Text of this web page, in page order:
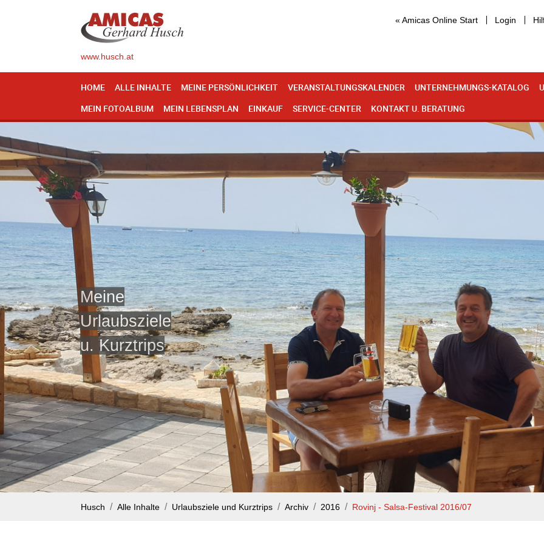
« Amicas Online Start Login
www.husch.at
HOME ALLE INHALTE MEINE PERSÖNLICHKEIT VERANSTALTUNGSKALENDER UNTERNEHMUNGS-KATALOG
MEIN FOTOALBUM
MEIN LEBENSPLAN EINKAUF SERVICE-CENTER KONTAKT U. BERATUNG
Meine
Urlaubsziele
u. Kurztrips
Husch Alle Inhalte Urlaubsziele und Kurztrips Archiv 2016 Rovinj - Salsa-Festival 2016/07